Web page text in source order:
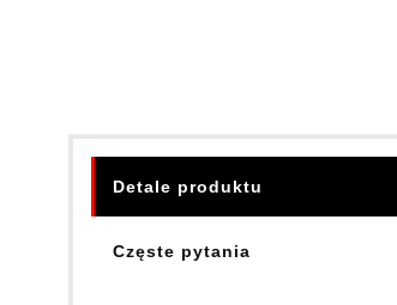
Detale produktu
Częste pytania